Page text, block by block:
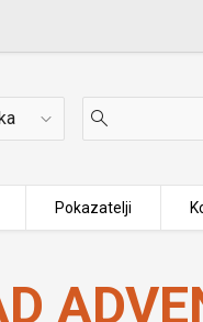
Pokazatelji
Poljak